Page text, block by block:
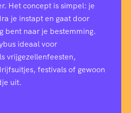
Het concept is simpel: je
je instapt en gaat door
bent naar je bestemming.
ideaal voor
vrijgezellenfeesten,
festivals of gewoon
uit.